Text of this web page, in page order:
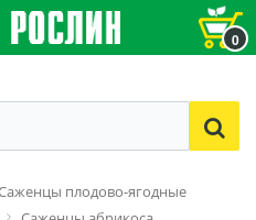
0
плодово-ягодные